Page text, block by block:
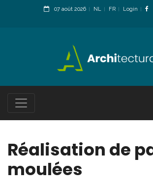
07 août 2026 NL FR
Login
Réalisation de
moulées